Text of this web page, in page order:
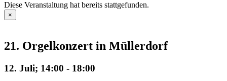
Diese Veranstaltung hat bereits stattgefunden.
×
21. Orgelkonzert in Müllerdorf
12. Juli; 14:00 - 18:00